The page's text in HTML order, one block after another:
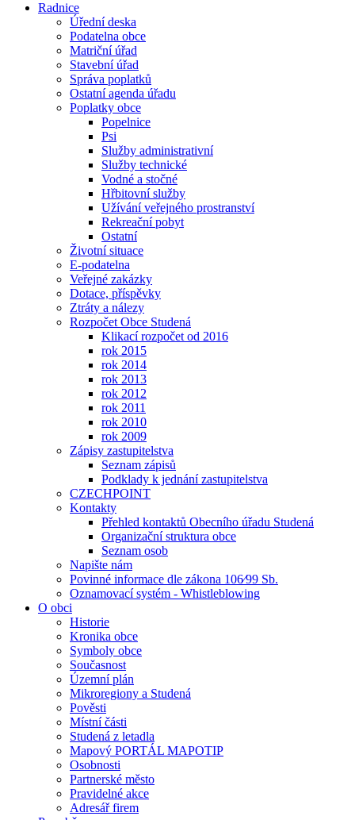
Radnice
Úřední deska
Podatelna obce
Matriční úřad
Stavební úřad
Správa poplatků
Ostatní agenda úřadu
Poplatky obce
Popelnice
Psi
Služby administrativní
Služby technické
Vodné a stočné
Hřbitovní služby
Užívání veřejného prostranství
Rekreační pobyt
Ostatní
Životní situace
E-podatelna
Veřejné zakázky
Dotace, příspěvky
Ztráty a nálezy
Rozpočet Obce Studená
Klikací rozpočet od 2016
rok 2015
rok 2014
rok 2013
rok 2012
rok 2011
rok 2010
rok 2009
Zápisy zastupitelstva
Seznam zápisů
Podklady k jednání zastupitelstva
CZECHPOINT
Kontakty
Přehled kontaktů Obecního úřadu Studená
Organizační struktura obce
Seznam osob
Napište nám
Povinné informace dle zákona 106⁄99 Sb.
Oznamovací systém - Whistleblowing
O obci
Historie
Kronika obce
Symboly obce
Současnost
Územní plán
Mikroregiony a Studená
Pověsti
Místní části
Studená z letadla
Mapový PORTÁL MAPOTIP
Osobnosti
Partnerské město
Pravidelné akce
Adresář firem